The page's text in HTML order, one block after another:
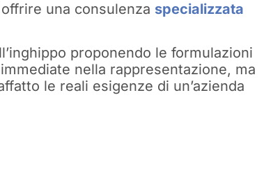
una consulenza specializzata
proponendo le formulazioni
nella rappresentazione, ma
le reali esigenze di un’azienda